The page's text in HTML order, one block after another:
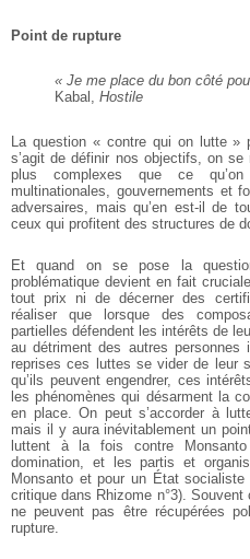
Point de rupture
« Je me place du bon côté
Kabal, Hostile
La question « contre qui on lutte »
s’agit de définir nos objectifs, on
plus complexes que ce
multinationales, gouvernements et
adversaires, mais qu’en est-il de
ceux qui profitent des structures de
Et quand on se pose la
problématique devient en fait
tout prix ni de décerner des
réaliser que lorsque des
partielles défendent les intérêts de
au détriment des autres
reprises ces luttes se vider de leur
qu’ils peuvent engendrer, ces
les phénomènes qui désarment la
en place. On peut s’accorder à
mais il y aura inévitablement un
luttent à la fois contre
domination, et les partis et
Monsanto et pour un État
critique dans Rhizome n°3).
ne peuvent pas être récupérées
rupture.